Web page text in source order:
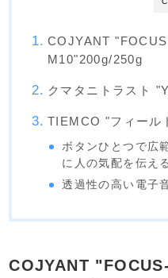
COJYANT
M10"200g/250g
クマタニトラスト
TIEMCO "フィール
ボタンひとつで広
に人の気配を伝え
透過性の高い電子
COJYANT